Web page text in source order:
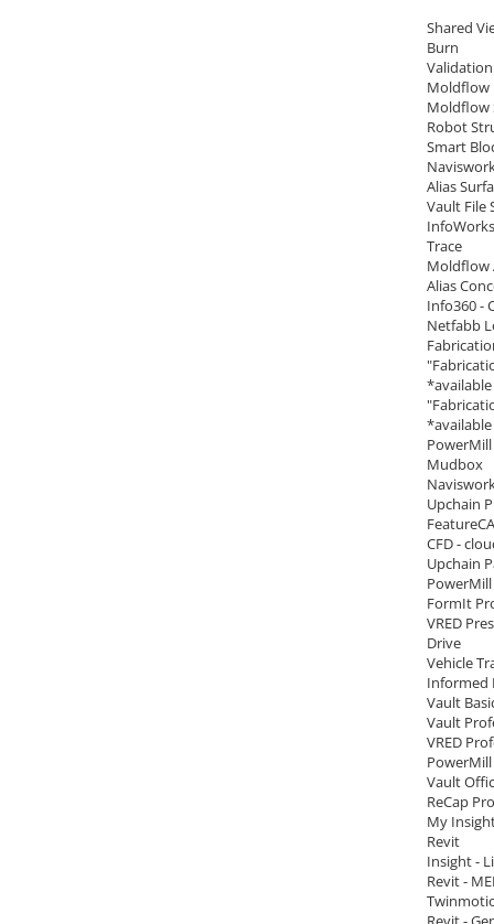
Shared
Burn
Moldflow
Moldflow
Robot
Smart
Alias
Vault File
Trace
Moldflow
Alias
Info360 -
Netfabb
Mudbox
Upchain
CFD -
Upchain
FormIt
VRED
Drive
Vehicle
Informed
Vault
Vault
VRED
Vault
ReCap Pro
My
Revit
Insight -
Revit -